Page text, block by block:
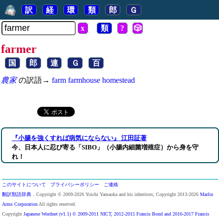
訳 経 環 類 郎 Ｇ
x 類 ? 🎲
farmer
国 郎 連 Ｇ 百
農家の訳語→ farm farmhouse homestead
『小腸を強くすれば病気にならない』 江田証著
今、日本人に忍び寄る「SIBO」（小腸内細菌増殖症）から身を守
れ！
このサイトについて プライバシーポリシー
ご連絡
翻訳類語辞典 ．Copyright © 2009-2026 Yoichi Yamaoka and his inheritors; Copyright 2013-2026 Marlin
Arms Corporation All rights reserved.
Copyright Japanese Wordnet (v1.1) © 2009-2011 NICT, 2012-2015 Francis Bond and 2016-2017 Francis